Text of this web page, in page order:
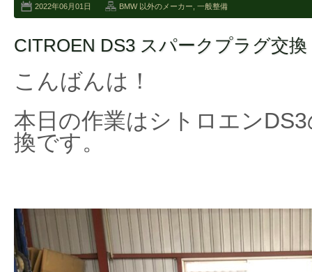
2022年06月01日 BMW 以外のメーカー 一般整備
CITROEN DS3 スパークプラグ交換
こんばんは！
本日の作業はシトロエン
換です。